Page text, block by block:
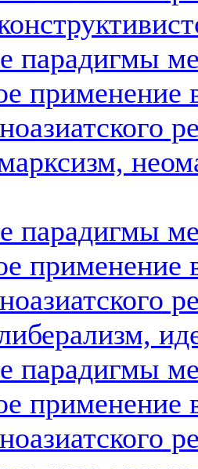
парадигмы
применение
парадигмы
применение
парадигмы
применение